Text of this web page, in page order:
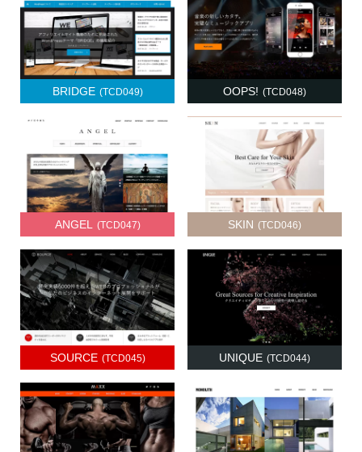
BRIDGE (TCD049) OOPS! (TCD048)
ANGEL (TCD047) SKIN (TCD046)
SOURCE (TCD045) UNIQUE (TCD044)